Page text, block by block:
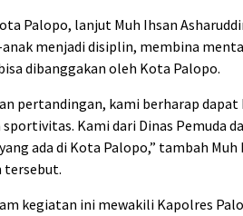
Palopo, lanjut Muh Ihsan
menjadi disiplin, membina
dibanggakan oleh Kota Palopo.
pertandingan, kami berharap
Kami dari Dinas Pemuda
ada di Kota Palopo,” tambah Muh
tersebut.
kegiatan ini mewakili Kapolres